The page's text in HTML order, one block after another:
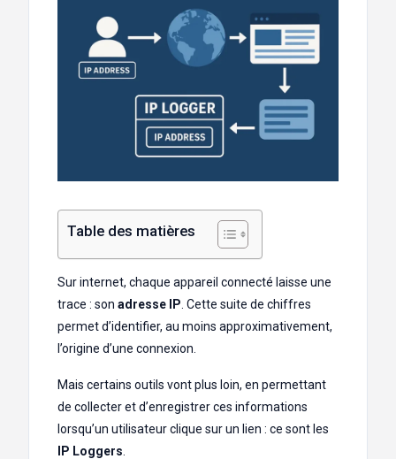
Table des matières
Sur internet, chaque appareil connecté laisse une
trace : son adresse IP . Cette suite de chiffres
permet d’identifier, au moins approximativement,
l’origine d’une connexion.
Mais certains outils vont plus loin, en permettant
de collecter et d’enregistrer ces informations
lorsqu’un utilisateur clique sur un lien : ce sont les
IP Loggers